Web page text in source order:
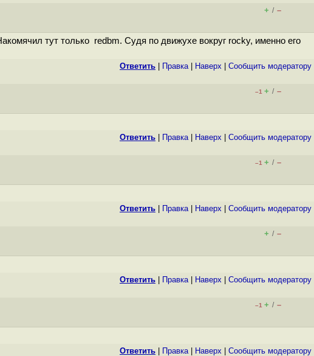
+ / –
тут только redbm. Судя по движухе вокруг rocky, именно его
Ответить Правка| Наверх Cообщить модератору
–1 + / –
Ответить Правка| Наверх Cообщить модератору
–1 + / –
Ответить Правка| Наверх Cообщить модератору
+ / –
Ответить Правка| Наверх Cообщить модератору
–1 + / –
Ответить Правка| Наверх Cообщить модератору